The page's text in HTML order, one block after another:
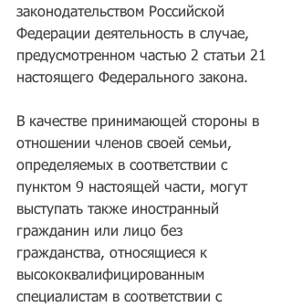
законодательством Российской
Федерации деятельность в случае,
предусмотренном частью 2 статьи 21
настоящего Федерального закона.
В качестве принимающей стороны в
отношении членов своей семьи,
определяемых в соответствии с
пунктом 9 настоящей части, могут
выступать также иностранный
гражданин или лицо без
гражданства, относящиеся к
высококвалифицированным
специалистам в соответствии с